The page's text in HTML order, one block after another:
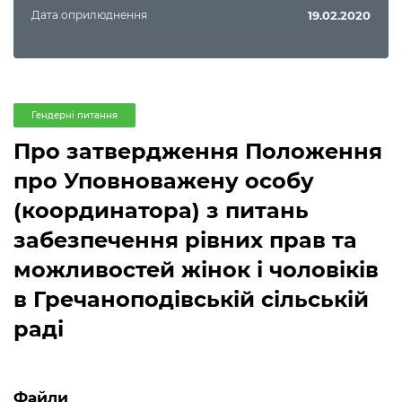
Дата оприлюднення 19.02.2020
Гендерні питання
Про затвердження Положення
про Уповноважену особу
(координатора) з питань
забезпечення рівних прав та
можливостей жінок і чоловіків
в Гречаноподівській сільській
раді
Файли